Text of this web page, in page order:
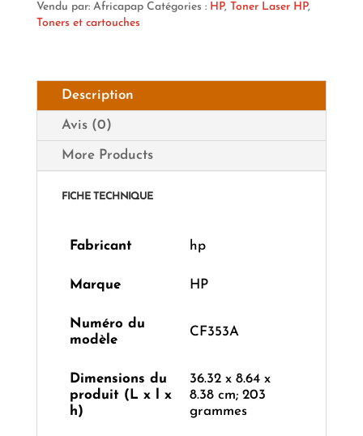
Vendu par: Africapap Catégories : HP, Toner Laser HP,
Toners et cartouches
Description
Avis (0)
More Products
FICHE TECHNIQUE
Fabricant ‎hp
Marque ‎HP
Numéro du
modèle
‎CF353A
Dimensions du
produit (L x l x
h)
‎36.32 x 8.64 x
8.38 cm; 203
grammes